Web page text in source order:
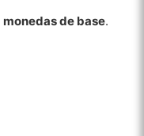
monedas de base.